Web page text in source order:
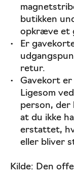
butikken
opkræve et
Er
retur.
Gavekort er
Ligesom
person, der
at du ikke
erstattet,
eller bliver
Kilde: Den